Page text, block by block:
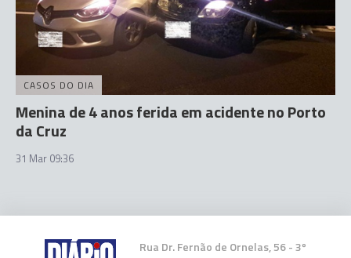
CASOS DO DIA
Menina de 4 anos ferida em acidente no Porto
da Cruz
31 Mar 09:36
Rua Dr. Fernão de Ornelas, 56 - 3º